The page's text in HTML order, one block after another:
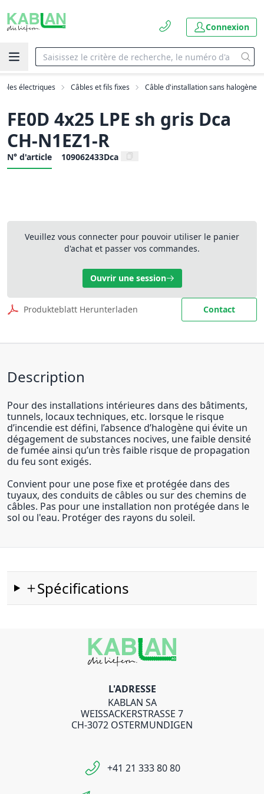
Connexion
électriques Câbles et fils fixes Câble d'installation sans halogène
FE0D 4x25 LPE sh gris Dca
CH-N1EZ1-R
N° d'article 109062433Dca
Veuillez vous connecter pour pouvoir utiliser le panier
d'achat et passer vos commandes.
Ouvrir une session
Produkteblatt Herunterladen Contact
Description
Pour des installations intérieures dans des bâtiments,
tunnels, locaux techniques, etc. lorsque le risque
d’incendie est défini, l’absence d’halogène qui évite un
dégagement de substances nocives, une faible densité
de fumée ainsi qu’un très faible risque de propagation
du feu sont exigés.
Convient pour une pose fixe et protégée dans des
tuyaux, des conduits de câbles ou sur des chemins de
câbles. Pas pour une installation non protégée dans le
sol ou l'eau. Protéger des rayons du soleil.
Spécifications
L'ADRESSE
KABLAN SA
WEISSACKERSTRASSE 7
CH-3072 OSTERMUNDIGEN
+41 21 333 80 80